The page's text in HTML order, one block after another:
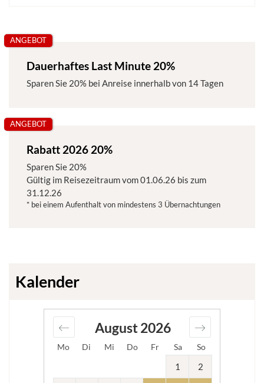
Dauerhaftes Last Minute 20%
Sparen Sie 20% bei Anreise innerhalb von 14 Tagen
ANGEBOT
Rabatt 2026 20%
Sparen Sie20%
Gültig im Reisezeitraum vom01.06.26 bis zum
31.12.26
* bei einem Aufenthalt von mindestens 3 Übernachtungen
ANGEBOT
Kalender
Mo Di Mi Do Fr Sa So
August2026
1 2